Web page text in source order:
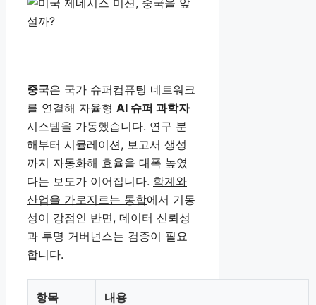
중국은 국가 슈퍼컴퓨팅 네트워크
를 연결해 자율형 AI 슈퍼 과학자
시스템을 가동했습니다. 연구 분
해부터 시뮬레이션, 보고서 생성
까지 자동화해 효율을 대폭 높였
다는 보도가 이어집니다. 학계와
산업을 가로지르는 통합에서 기동
성이 강점인 반면, 데이터 신뢰성
과 투명 거버넌스는 검증이 필요
합니다.
항목 내용